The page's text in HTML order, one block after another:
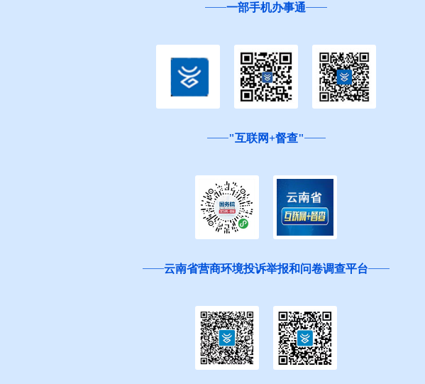
一部手机办事通
"互联网+督查"
云南省营商环境投诉举报和问卷调查平台